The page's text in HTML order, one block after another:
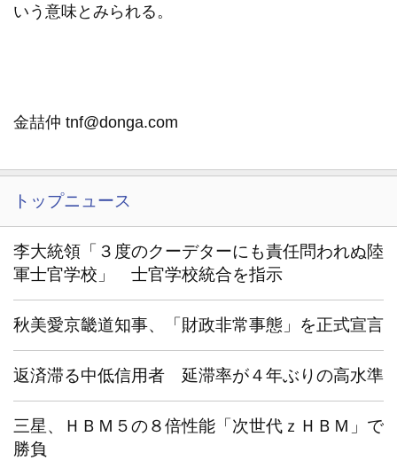
いう意味とみられる。
金喆仲 tnf@donga.com
トップニュース
李大統領「３度のクーデターにも責任問われぬ陸
軍士官学校」 士官学校統合を指示
秋美愛京畿道知事、「財政非常事態」を正式宣言
返済滞る中低信用者 延滞率が４年ぶりの高水準
三星、ＨＢＭ５の８倍性能「次世代ｚＨＢＭ」で
勝負